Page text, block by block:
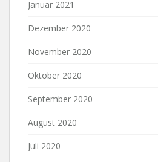
Januar 2021
Dezember 2020
November 2020
Oktober 2020
September 2020
August 2020
Juli 2020